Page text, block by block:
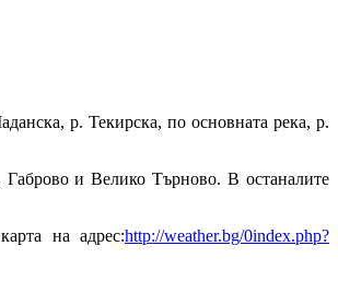
р. Текирска, по основната река, р.
и Велико Търново. В останалите
на адрес:http://weather.bg/0index.php?